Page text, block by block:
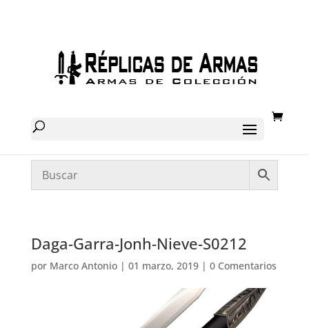
Daga-Garra-Jonh-Nieve-S0212
por Marco Antonio| 01 marzo, 2019| 0 Comentarios